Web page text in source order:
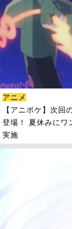
アニメ
【アニポケ】次回
登場！ 夏休みにワ
実施